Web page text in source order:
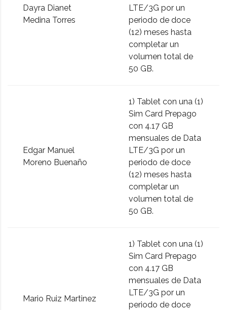
Dayra Dianet
Medina Torres
LTE/3G por un
periodo de doce
(12) meses hasta
completar un
volumen total de
50 GB.
Edgar Manuel
Moreno Buenaño
1) Tablet con una (1)
Sim Card Prepago
con 4.17 GB
mensuales de Data
LTE/3G por un
periodo de doce
(12) meses hasta
completar un
volumen total de
50 GB.
Mario Ruiz Martinez
1) Tablet con una (1)
Sim Card Prepago
con 4.17 GB
mensuales de Data
LTE/3G por un
periodo de doce